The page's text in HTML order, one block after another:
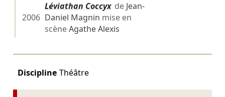
2006
Léviathan Coccyxde Jean-
Daniel Magnin mise en
scèneAgathe Alexis
Discipline Théâtre